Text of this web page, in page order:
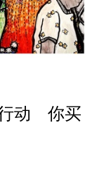
动 你买